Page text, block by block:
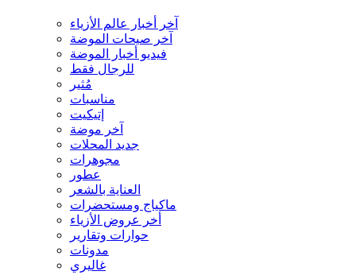
آخر أخبار عالم الأزياء
آخر صيحات الموضة
فيديو أخبار الموضة
للرجال فقط
مُثير
مناسبات
إتيكيت
آخر موضة
جديد المحلات
مجوهرات
عطور
العناية بالشعر
ماكياج ومستحضرات
أخر عروض الأزياء
حوارات وتقارير
مدونات
غاليري